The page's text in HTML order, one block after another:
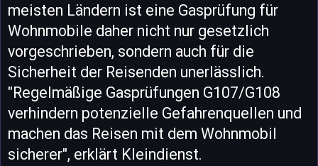
meisten Ländern ist eine Gasprüfung für
Wohnmobile daher nicht nur gesetzlich
vorgeschrieben, sondern auch für die
Sicherheit der Reisenden unerlässlich.
"Regelmäßige Gasprüfungen G107/G108
verhindern potenzielle Gefahrenquellen und
machen das Reisen mit dem Wohnmobil
sicherer", erklärt Kleindienst.